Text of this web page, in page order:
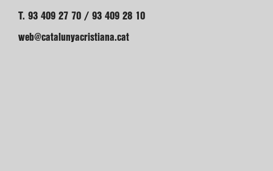
T. 93 409 27 70 / 93 409 28 10
web@catalunyacristiana.cat